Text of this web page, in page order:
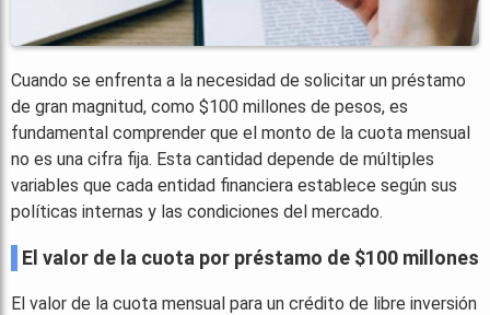
Cuando se enfrenta a la necesidad de solicitar un préstamo
de gran magnitud, como $100 millones de pesos, es
fundamental comprender que el monto de la cuota mensual
no es una cifra fija. Esta cantidad depende de múltiples
variables que cada entidad financiera establece según sus
políticas internas y las condiciones del mercado.
El valor de la cuota por préstamo de $100 millones
El valor de la cuota mensual para un crédito de libre inversión